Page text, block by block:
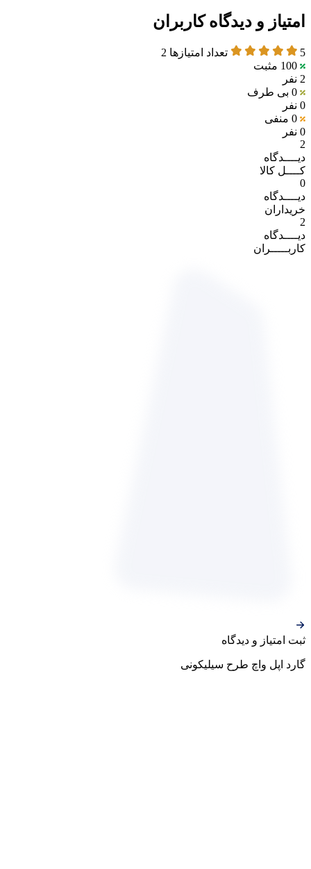
امتیاز و دیدگاه کاربران
5 تعداد امتیازها 2
100 مثبت
2 نفر
0 بی طرف
0 نفر
0 منفی
0 نفر
2
دیــــدگاه
کــــل کالا
0
دیــــدگاه
خریداران
2
دیــــدگاه
کاربـــــران
ثبت‌ امتیاز‌ و‌ دیدگاه
گارد اپل واچ طرح سیلیکونی